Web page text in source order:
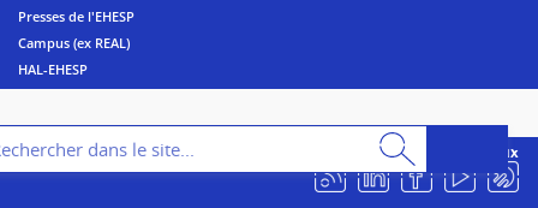
Presses de l'EHESP
Campus (ex REAL)
HAL-EHESP
Suivez les bibliothèques de l'EHESP sur les réseaux sociaux